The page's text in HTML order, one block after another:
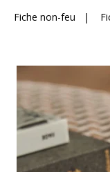
Fiche non-feu |